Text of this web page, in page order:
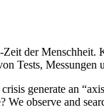
der Menschheit.
Tests, Messungen
generate an
observe and